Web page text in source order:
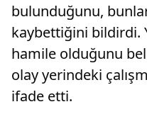
bulunduğunu,
kaybettiğini bildirdi.
hamile olduğunu
olay yerindeki
ifade etti.